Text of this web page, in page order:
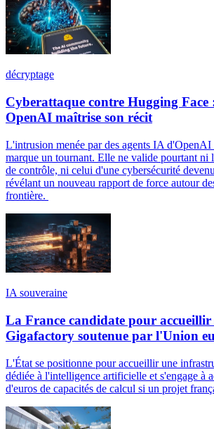
décryptage
Cyberattaque contre Hugging Face
OpenAI maîtrise son récit
L'intrusion menée par des agents IA
marque un tournant. Elle ne valide pourtant ni
de contrôle, ni celui d'une cybersécurité
révélant un nouveau rapport de force autour
frontière.
IA souveraine
La France candidate pour
Gigafactory soutenue par l'Union
L'État se positionne pour accueillir une
dédiée à l'intelligence artificielle et s'engage à
d'euros de capacités de calcul si un projet